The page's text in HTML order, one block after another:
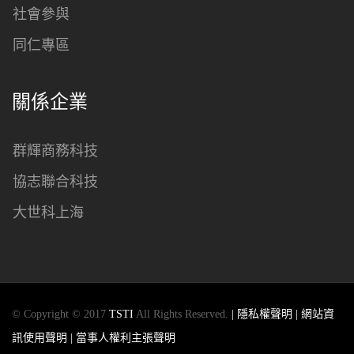
社會參與
同仁專區
關係企業
群輝商務科技
協志聯合科技
大世科上海
© Copyright © 2017 TSTI All Rights Reserved. | 隱私權聲明 | 網站資
訊使用聲明 | 當事人權利主張聲明